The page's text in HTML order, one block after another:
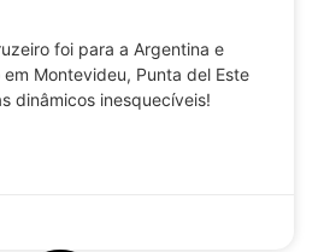
foi para a Argentina e
Montevideu, Punta del Este
dinâmicos inesquecíveis!